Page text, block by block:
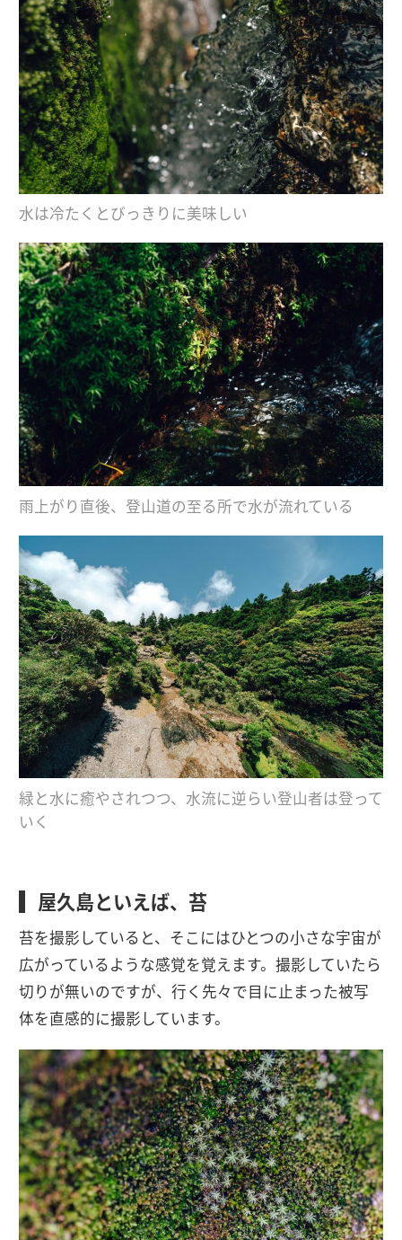
水は冷たくとびっきりに美味しい
雨上がり直後、登山道の至る所で水が流れている
緑と水に癒やされつつ、水流に逆らい登山者は登って
いく
屋久島といえば、苔
苔を撮影していると、そこにはひとつの小さな宇宙が
広がっているような感覚を覚えます。撮影していたら
切りが無いのですが、行く先々で目に止まった被写
体を直感的に撮影しています。